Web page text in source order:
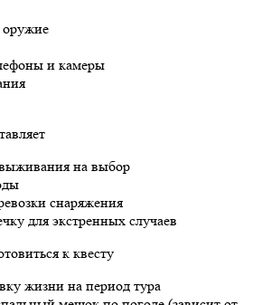
оружие
и камеры
на выбор
снаряжения
для экстренных случаев
к квесту
жизни на период тура